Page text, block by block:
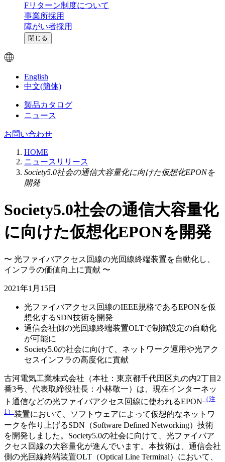
Fリターン制度について
事業所採用
障がい者採用
閉じる
English
中文(簡体)
製品カタログ
ニュース
お問い合わせ
HOME
ニュースリリース
Society5.0社会の通信大容量化に向けた仮想化EPONを
開発
Society5.0社会の通信大容量化
に向けた仮想化EPONを開発
〜 光ファイバアクセス回線の光回線終端装置を自動化し、
インフラの価値向上に貢献 〜
2021年1月15日
光ファイバアクセス回線のIEEE規格であるEPONを仮
想化するSDN技術を開発
通信会社側の光回線終端装置OLTで制御設定の自動化
が可能に
Society5.0の社会に向けて、ネットワーク運用や光アク
セスインフラの高度化に貢献
古河電気工業株式会社（本社：東京都千代田区丸の内2丁目2
番3号、代表取締役社長：小林敬一）は、現在インターネッ
ト通信などの光ファイバアクセス回線に使われるEPON （注
1） 装置において、ソフトウェアによって仮想的なネットワ
ークを作り上げるSDN（Software Defined Networking）技術
を開発しました。Society5.0の社会に向けて、光ファイバア
クセス回線の大容量化が進んでいます。本技術は、通信会社
側の光回線終端装置OLT（Optical Line Terminal）において、